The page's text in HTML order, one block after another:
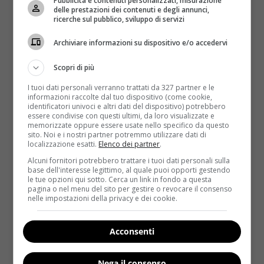
Le statistiche attuali
Il censimento Istat ha rivelato che attualmente ci
sono quasi
100.000 personesenza tetto registrate
all’anagrafe, che hanno quindi accesso al sistema
delle prestazioni dei contenuti e degli annunci,
ricerche sul pubblico, sviluppo di servizi
Archiviare informazioni su dispositivo e/o accedervi
Scopri di più
I tuoi dati personali verranno trattati da 327 partner e le
informazioni raccolte dal tuo dispositivo (come cookie,
identificatori univoci e altri dati del dispositivo) potrebbero
essere condivise con questi ultimi, da loro visualizzate e
memorizzate oppure essere usate nello specifico da questo
sito. Noi e i nostri partner potremmo utilizzare dati di
localizzazione esatti. Elenco dei partner.
Alcuni fornitori potrebbero trattare i tuoi dati personali sulla
base dell'interesse legittimo, al quale puoi opporti gestendo
le tue opzioni qui sotto. Cerca un link in fondo a questa
pagina o nel menu del sito per gestire o revocare il consenso
nelle impostazioni della privacy e dei cookie.
Acconsenti